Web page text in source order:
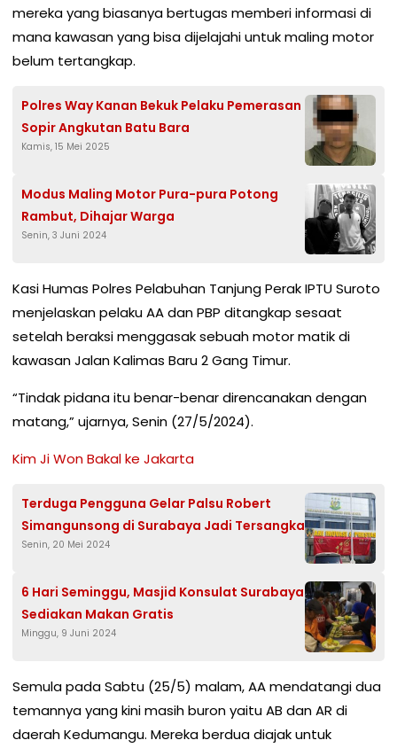
mereka yang biasanya bertugas memberi informasi di
mana kawasan yang bisa dijelajahi untuk maling motor
belum tertangkap.
Polres Way Kanan Bekuk Pelaku Pemerasan
Sopir Angkutan Batu Bara
Kamis, 15 Mei 2025
Modus Maling Motor Pura-pura Potong
Rambut, Dihajar Warga
Senin, 3 Juni 2024
Kasi Humas Polres Pelabuhan Tanjung Perak IPTU Suroto
menjelaskan pelaku AA dan PBP ditangkap sesaat
setelah beraksi menggasak sebuah motor matik di
kawasan Jalan Kalimas Baru 2 Gang Timur.
“Tindak pidana itu benar-benar direncanakan dengan
matang,” ujarnya, Senin (27/5/2024).
Kim Ji Won Bakal ke Jakarta
Terduga Pengguna Gelar Palsu Robert
Simangunsong di Surabaya Jadi Tersangka
Senin, 20 Mei 2024
6 Hari Seminggu, Masjid Konsulat Surabaya
Sediakan Makan Gratis
Minggu, 9 Juni 2024
Semula pada Sabtu (25/5) malam, AA mendatangi dua
temannya yang kini masih buron yaitu AB dan AR di
daerah Kedumangu. Mereka berdua diajak untuk